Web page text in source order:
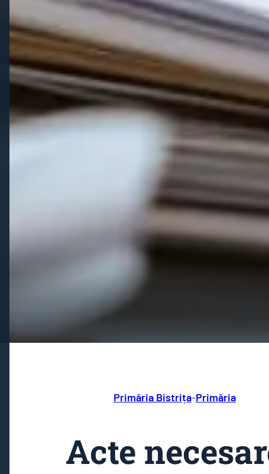
Primăria Bistrița-Primăria
Acte